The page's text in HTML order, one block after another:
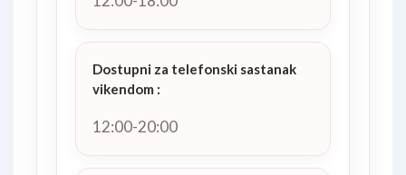
Dostupni za telefonski sastanak
vikendom :
12:00-20:00